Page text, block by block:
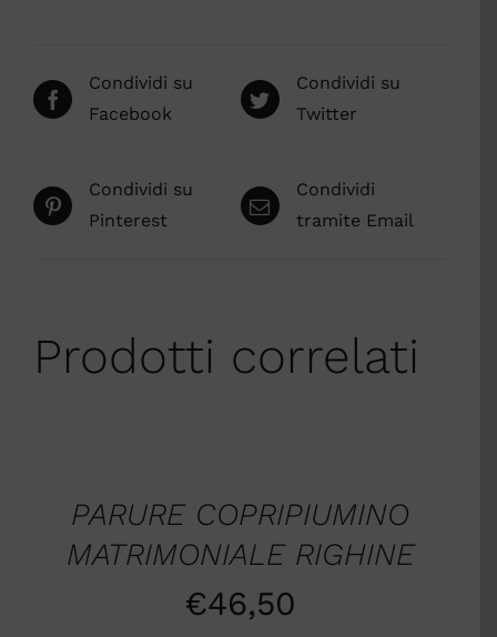
Condividi su
Facebook
Condividi su
Twitter
Condividi su
Pinterest
Condividi
tramite Email
Prodotti correlati
PARURE COPRIPIUMINO
MATRIMONIALE RIGHINE
€46,50